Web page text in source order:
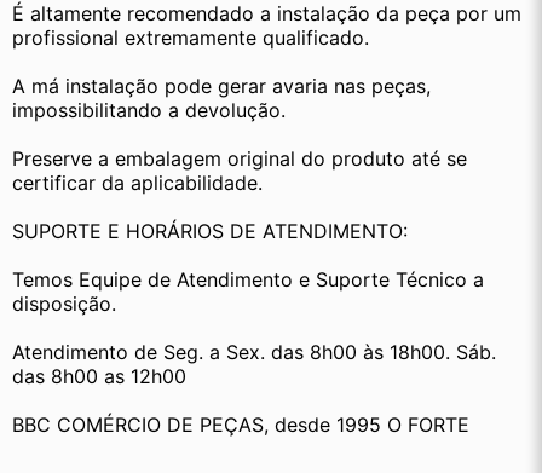
É altamente recomendado a instalação da peça por um
profissional extremamente qualificado.
A má instalação pode gerar avaria nas peças,
impossibilitando a devolução.
Preserve a embalagem original do produto até se
certificar da aplicabilidade.
SUPORTE E HORÁRIOS DE ATENDIMENTO:
Temos Equipe de Atendimento e Suporte Técnico a
disposição.
Atendimento de Seg. a Sex. das 8h00 às 18h00. Sáb.
das 8h00 as 12h00
BBC COMÉRCIO DE PEÇAS, desde 1995 O FORTE